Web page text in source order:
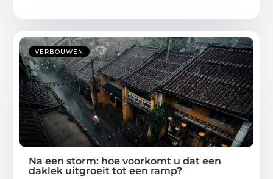
VERBOUWEN
Na een storm: hoe voorkomt u dat een
daklek uitgroeit tot een ramp?